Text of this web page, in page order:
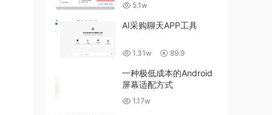
5.1w
AI采购聊天APP工具
1.31w 89.9
一种极低成本的Android
屏幕适配方式
1.17w